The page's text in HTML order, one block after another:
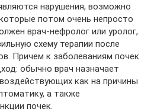
нарушения, возможно
потом очень непросто
врач-нефролог или уролог,
схему терапии после
Причем к заболеваниям почек
обычно врач назначает
как на причины
а также
почек.